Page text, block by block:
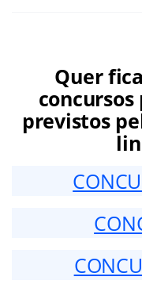
Quer
previstos